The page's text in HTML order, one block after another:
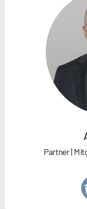
Partner |